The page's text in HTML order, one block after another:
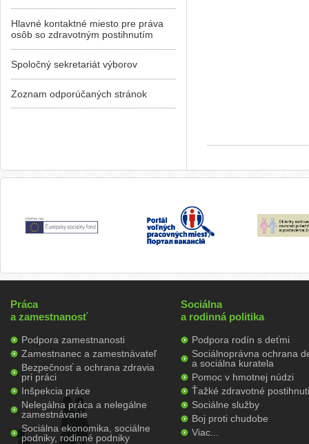
Hlavné kontaktné miesto pre práva
osôb so zdravotným postihnutím
Spoločný sekretariát výborov
Zoznam odporúčaných stránok
Práca
a zamestnanosť
Podpora zamestnanosti
Zamestnanec a zamestnávateľ
Bezpečnosť a ochrana zdravia
pri práci
Inšpekcia práce
Nelegálna práca a nelegálne
zamestnávanie
Sociálna ekonomika, sociálne
podniky, rodinné podniky
Sociálna
a rodinná politika
Podpora rodín s deťmi
Sociálnoprávna ochrana
a sociálna kuratela
Pomoc v hmotnej núdzi
Ťažké zdravotné
Sociálne služby
Boj proti chudobe
Viac...